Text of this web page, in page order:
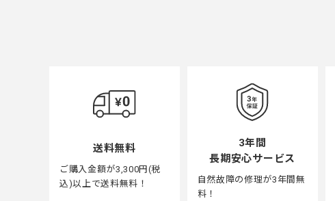
送料無料
ご購入金額が3,300円(税
込)以上で送料無料！
3年間
長期安心サービス
自然故障の修理が3年間無
料！